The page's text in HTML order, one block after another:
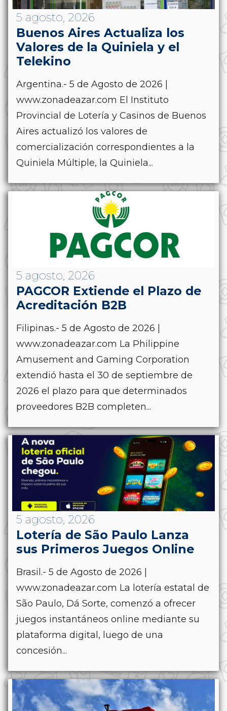
5 agosto, 2026
Buenos Aires Actualiza los
Valores de la Quiniela y el
Telekino
Argentina.- 5 de Agosto de 2026 |
www.zonadeazar.com El Instituto
Provincial de Lotería y Casinos de Buenos
Aires actualizó los valores de
comercialización correspondientes a la
Quiniela Múltiple, la Quiniela...
5 agosto, 2026
PAGCOR Extiende el Plazo de
Acreditación B2B
Filipinas.- 5 de Agosto de 2026 |
www.zonadeazar.com La Philippine
Amusement and Gaming Corporation
extendió hasta el 30 de septiembre de
2026 el plazo para que determinados
proveedores B2B completen...
5 agosto, 2026
Lotería de São Paulo Lanza
sus Primeros Juegos Online
Brasil.- 5 de Agosto de 2026 |
www.zonadeazar.com La lotería estatal de
São Paulo, Dá Sorte, comenzó a ofrecer
juegos instantáneos online mediante su
plataforma digital, luego de una
concesión...